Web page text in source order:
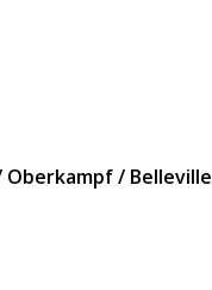
/ Belleville